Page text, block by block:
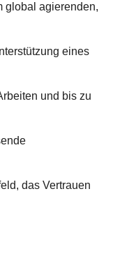
global agierenden,
eines
und bis zu
das Vertrauen